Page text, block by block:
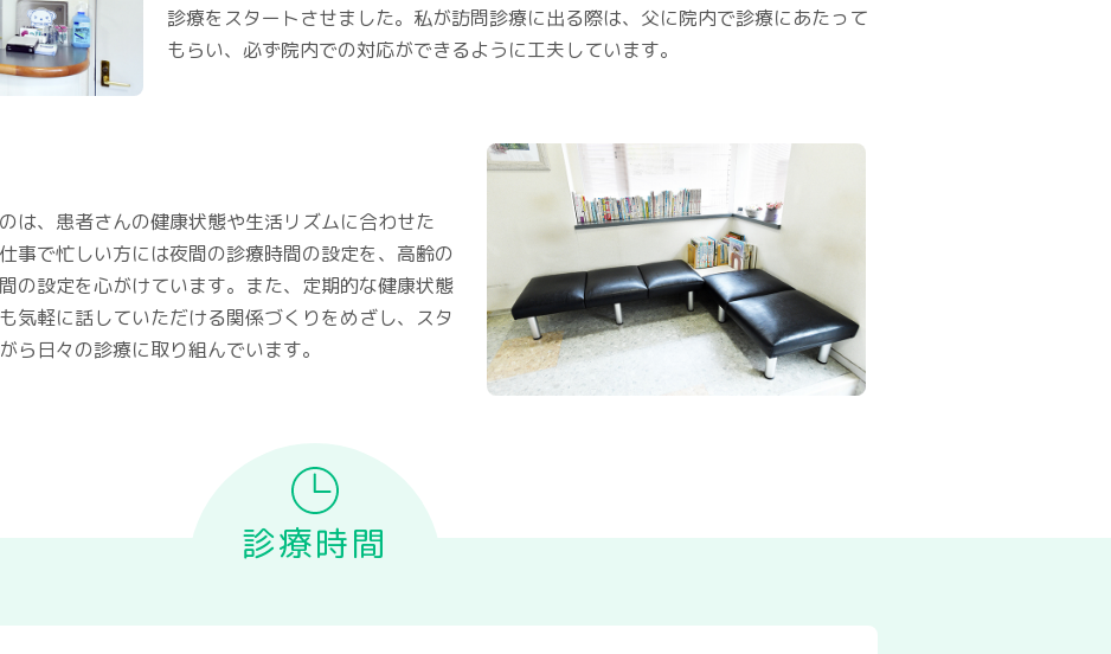
診療をスタートさせました。私が訪問診療に出る際は、父に院内で診療にあたって
もらい、必ず院内での対応ができるように工夫しています。
は、患者さんの健康状態や生活リズムに合わせた
事で忙しい方には夜間の診療時間の設定を、高齢の
の設定を心がけています。また、定期的な健康状態
気軽に話していただける関係づくりをめざし、スタ
ら日々の診療に取り組んでいます。
診療時間